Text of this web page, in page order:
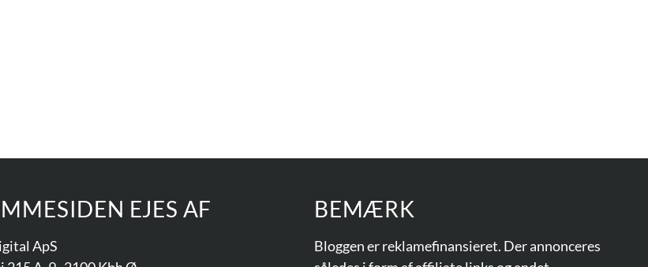
EJES AF​
ApS
BEMÆRK
Bloggen er reklamefinansieret. Der annonceres